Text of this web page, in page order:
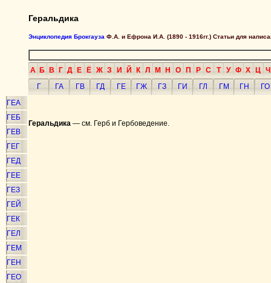
Геральдика
Энциклопедия Брокгауза Ф.А. и Ефрона И.А. (1890 - 1916гг.) Статьи для
А Б В Г Д Е Ё Ж З И Й К Л М Н О П Р С Т У Ф Х Ц Ч
Г
ГА ГВ ГД ГЕ ГЖ ГЗ ГИ ГЛ ГМ ГН
ГО
ГЕА
ГЕБ
ГЕВ
ГЕГ
ГЕД
ГЕЕ
ГЕЗ
ГЕЙ
ГЕК
ГЕЛ
ГЕМ
ГЕН
ГЕО
Геральдика — см. Герб и Гербоведение.